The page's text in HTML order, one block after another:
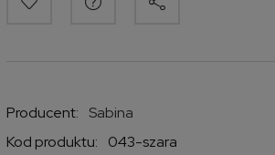
Producent:
Sabina
Kod produktu:
043-szara